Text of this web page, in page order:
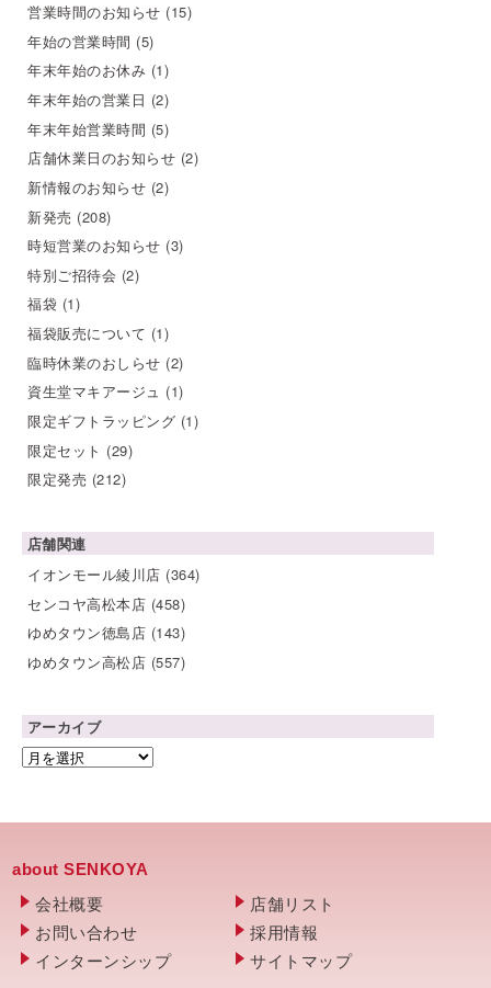
営業時間のお知らせ (15)
年始の営業時間 (5)
年末年始のお休み (1)
年末年始の営業日 (2)
年末年始営業時間 (5)
店舗休業日のお知らせ (2)
新情報のお知らせ (2)
新発売 (208)
時短営業のお知らせ (3)
特別ご招待会 (2)
福袋 (1)
福袋販売について (1)
臨時休業のおしらせ (2)
資生堂マキアージュ (1)
限定ギフトラッピング (1)
限定セット (29)
限定発売 (212)
店舗関連
イオンモール綾川店 (364)
センコヤ高松本店 (458)
ゆめタウン徳島店 (143)
ゆめタウン高松店 (557)
アーカイブ
about SENKOYA
会社概要
店舗リスト
お問い合わせ
採用情報
インターンシップ
サイトマップ